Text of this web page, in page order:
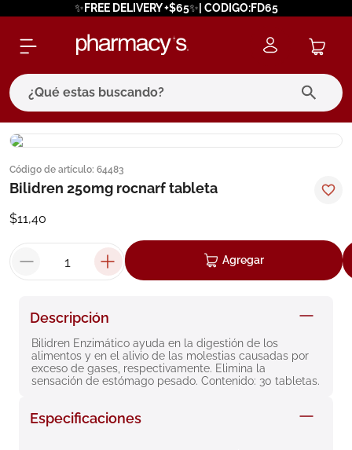
✨FREE DELIVERY +$65✨| CODIGO:FD65
¿Qué estas buscando?
Código de artículo: 64483
Bilidren 250mg rocnarf tableta
$11,40
Agregar
Descripción
Bilidren Enzimático ayuda en la digestión de los
alimentos y en el alivio de las molestias causadas por
exceso de gases, respectivamente. Elimina la
sensación de estómago pesado. Contenido: 30 tabletas.
Especificaciones
términos más buscados
1. eucerin
3
pilexil
5. cerave
6 degraler
7. isdin
8. roche posay
10.pañales